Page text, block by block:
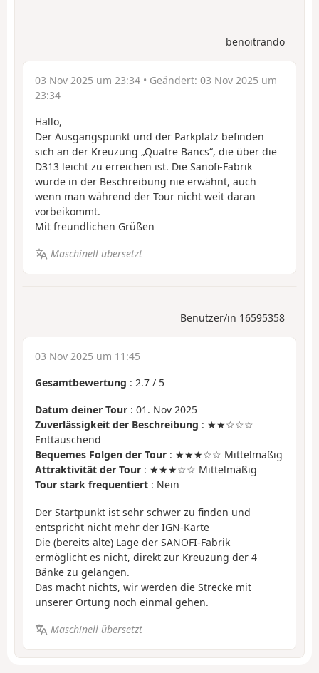
benoitrando
03 Nov 2025 um 23:34 • Geändert: 03 Nov 2025 um
23:34
Hallo,
Der Ausgangspunkt und der Parkplatz befinden
sich an der Kreuzung „Quatre Bancs“, die über die
D313 leicht zu erreichen ist. Die Sanofi-Fabrik
wurde in der Beschreibung nie erwähnt, auch
wenn man während der Tour nicht weit daran
vorbeikommt.
Mit freundlichen Grüßen
Maschinell übersetzt
Benutzer/in 16595358
03 Nov 2025 um 11:45
Gesamtbewertung : 2.7 / 5
Datum deiner Tour : 01. Nov 2025
Zuverlässigkeit der Beschreibung : ★★☆☆☆
Enttäuschend
Bequemes Folgen der Tour : ★★★☆☆ Mittelmäßig
Attraktivität der Tour : ★★★☆☆ Mittelmäßig
Tour stark frequentiert : Nein
Der Startpunkt ist sehr schwer zu finden und
entspricht nicht mehr der IGN-Karte
Die (bereits alte) Lage der SANOFI-Fabrik
ermöglicht es nicht, direkt zur Kreuzung der 4
Bänke zu gelangen.
Das macht nichts, wir werden die Strecke mit
unserer Ortung noch einmal gehen.
Maschinell übersetzt